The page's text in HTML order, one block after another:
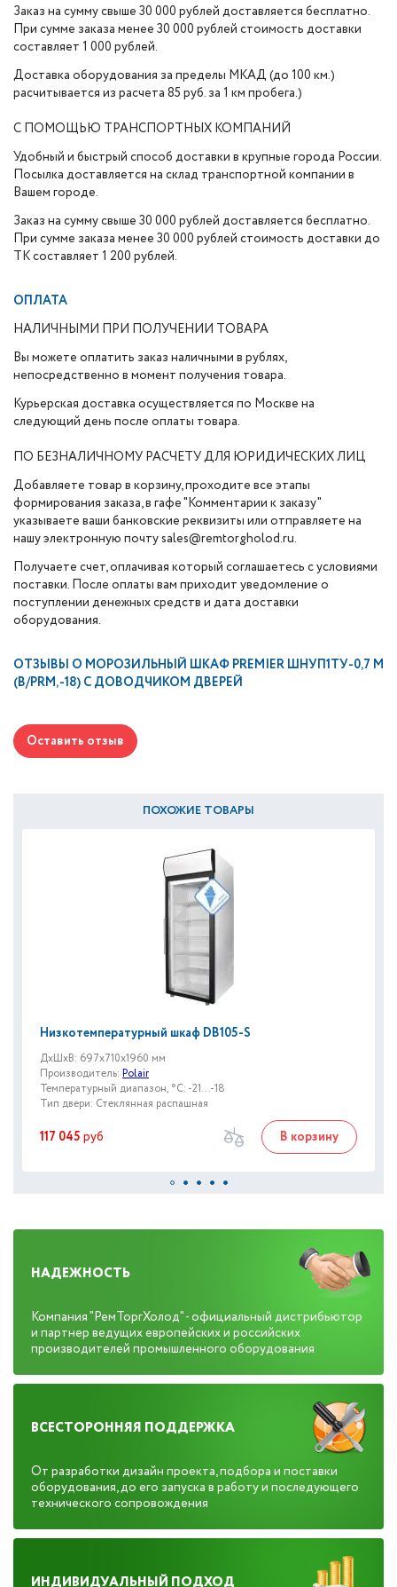
Заказ на сумму свыше 30 000 рублей доставляется бесплатно.
При сумме заказа менее 30 000 рублей стоимость доставки
составляет 1 000 рублей.
Доставка оборудования за пределы МКАД (до 100 км.)
расчитывается из расчета 85 руб. за 1 км пробега.)
С ПОМОЩЬЮ ТРАНСПОРТНЫХ КОМПАНИЙ
Удобный и быстрый способ доставки в крупные города России.
Посылка доставляется на склад транспортной компании в
Вашем городе.
Заказ на сумму свыше 30 000 рублей доставляется бесплатно.
При сумме заказа менее 30 000 рублей стоимость доставки до
ТК составляет 1 200 рублей.
ОПЛАТА
НАЛИЧНЫМИ ПРИ ПОЛУЧЕНИИ ТОВАРА
Вы можете оплатить заказ наличными в рублях,
непосредственно в момент получения товара.
Курьерская доставка осуществляется по Москве на
следующий день после оплаты товара.
ПО БЕЗНАЛИЧНОМУ РАСЧЕТУ ДЛЯ ЮРИДИЧЕСКИХ ЛИЦ
Добавляете товар в корзину, проходите все этапы
формирования заказа, в гафе "Комментарии к заказу"
указываете ваши банковские реквизиты или отправляете на
нашу электронную почту sales@remtorgholod.ru.
Получаете счет, оплачивая который соглашаетесь с условиями
поставки. После оплаты вам приходит уведомление о
поступлении денежных средств и дата доставки
оборудования.
ОТЗЫВЫ О МОРОЗИЛЬНЫЙ ШКАФ PREMIER ШНУП1ТУ-0,7 М
(В/PRM, -18) С ДОВОДЧИКОМ ДВЕРЕЙ
Оставить отзыв
ПОХОЖИЕ ТОВАРЫ
Низкотемпературный шкаф DB105-S
ДxШxВ: 697x710x1960 мм
Производитель: Polair
Температурный диапазон, °C: -21...-18
Тип двери: Стеклянная распашная
117 045 руб В корзину
НАДЕЖНОСТЬ
Компания "РемТоргХолод" - официальный дистрибьютор
и партнер ведущих европейских и российских
производителей промышленного оборудования
ВСЕСТОРОННЯЯ ПОДДЕРЖКА
От разработки дизайн проекта, подбора и поставки
оборудования, до его запуска в работу и последующего
технического сопровождения
ИНДИВИДУАЛЬНЫЙ ПОДХОД